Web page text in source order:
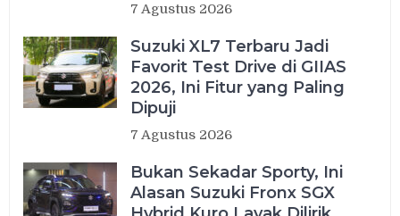
7 Agustus 2026
Suzuki XL7 Terbaru Jadi
Favorit Test Drive di GIIAS
2026, Ini Fitur yang Paling
Dipuji
7 Agustus 2026
Bukan Sekadar Sporty, Ini
Alasan Suzuki Fronx SGX